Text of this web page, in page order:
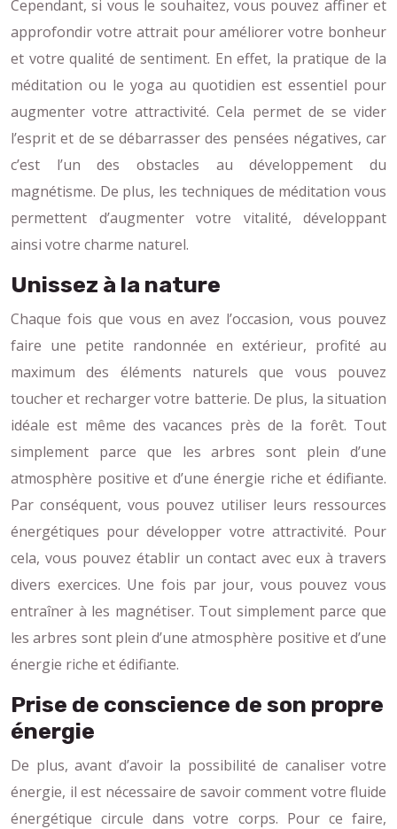
Cependant, si vous le souhaitez, vous pouvez affiner et
approfondir votre attrait pour améliorer votre bonheur
et votre qualité de sentiment. En effet, la pratique de la
méditation ou le yoga au quotidien est essentiel pour
augmenter votre attractivité. Cela permet de se vider
l’esprit et de se débarrasser des pensées négatives, car
c’est l’un des obstacles au développement du
magnétisme. De plus, les techniques de méditation vous
permettent d’augmenter votre vitalité, développant
ainsi votre charme naturel.
Unissez à la nature
Chaque fois que vous en avez l’occasion, vous pouvez
faire une petite randonnée en extérieur, profité au
maximum des éléments naturels que vous pouvez
toucher et recharger votre batterie. De plus, la situation
idéale est même des vacances près de la forêt. Tout
simplement parce que les arbres sont plein d’une
atmosphère positive et d’une énergie riche et édifiante.
Par conséquent, vous pouvez utiliser leurs ressources
énergétiques pour développer votre attractivité. Pour
cela, vous pouvez établir un contact avec eux à travers
divers exercices. Une fois par jour, vous pouvez vous
entraîner à les magnétiser. Tout simplement parce que
les arbres sont plein d’une atmosphère positive et d’une
énergie riche et édifiante.
Prise de conscience de son propre
énergie
De plus, avant d’avoir la possibilité de canaliser votre
énergie, il est nécessaire de savoir comment votre fluide
énergétique circule dans votre corps. Pour ce faire,